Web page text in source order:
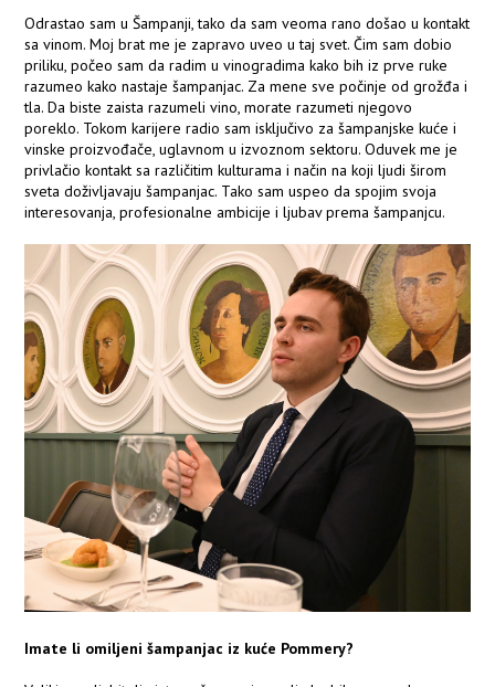
Odrastao sam u Šampanji, tako da sam veoma rano došao u kontakt
sa vinom. Moj brat me je zapravo uveo u taj svet. Čim sam dobio
priliku, počeo sam da radim u vinogradima kako bih iz prve ruke
razumeo kako nastaje šampanjac. Za mene sve počinje od grožđa i
tla. Da biste zaista razumeli vino, morate razumeti njegovo
poreklo. Tokom karijere radio sam isključivo za šampanjske kuće i
vinske proizvođače, uglavnom u izvoznom sektoru. Oduvek me je
privlačio kontakt sa različitim kulturama i način na koji ljudi širom
sveta doživljavaju šampanjac. Tako sam uspeo da spojim svoja
interesovanja, profesionalne ambicije i ljubav prema šampanjcu.
Imate li omiljeni šampanjac iz kuće Pommery?